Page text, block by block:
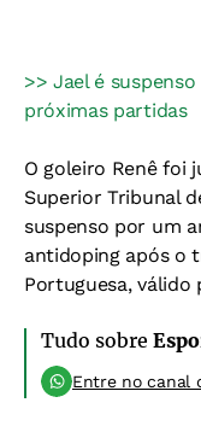
>> Jael é
próximas partidas
O goleiro Renê foi
Superior Tribunal
suspenso por um
antidoping após o
Portuguesa, válido
Tudo sobre
Entre no canal